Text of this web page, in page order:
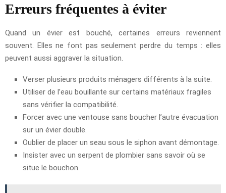
Erreurs fréquentes à éviter
Quand un évier est bouché, certaines erreurs reviennent
souvent. Elles ne font pas seulement perdre du temps : elles
peuvent aussi aggraver la situation.
Verser plusieurs produits ménagers différents à la suite.
Utiliser de l’eau bouillante sur certains matériaux fragiles
sans vérifier la compatibilité.
Forcer avec une ventouse sans boucher l’autre évacuation
sur un évier double.
Oublier de placer un seau sous le siphon avant démontage.
Insister avec un serpent de plombier sans savoir où se
situe le bouchon.